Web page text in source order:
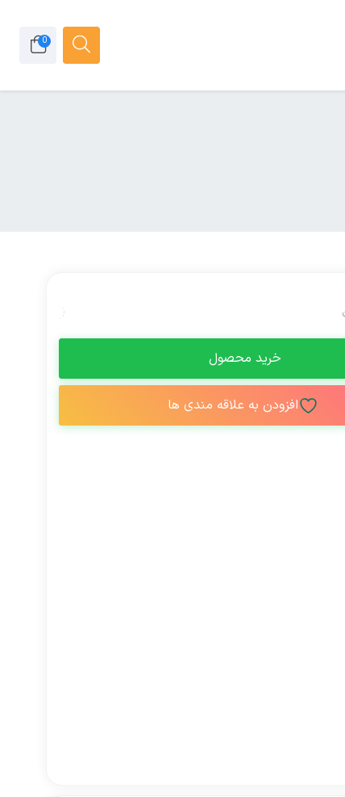
0
خرید محصول
افزودن به علاقه مندی ها